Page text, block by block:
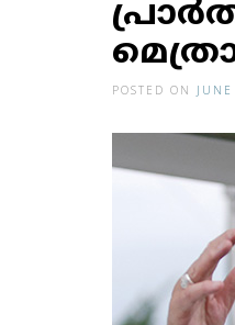
POSTED ON